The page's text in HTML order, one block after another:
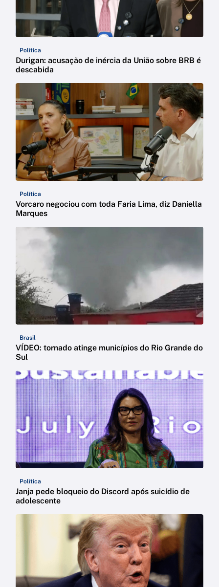
Política
Durigan: acusação de inércia da União sobre BRB é
descabida
Política
Vorcaro negociou com toda Faria Lima, diz Daniella
Marques
Brasil
VÍDEO: tornado atinge municípios do Rio Grande do
Sul
Política
Janja pede bloqueio do Discord após suicídio de
adolescente